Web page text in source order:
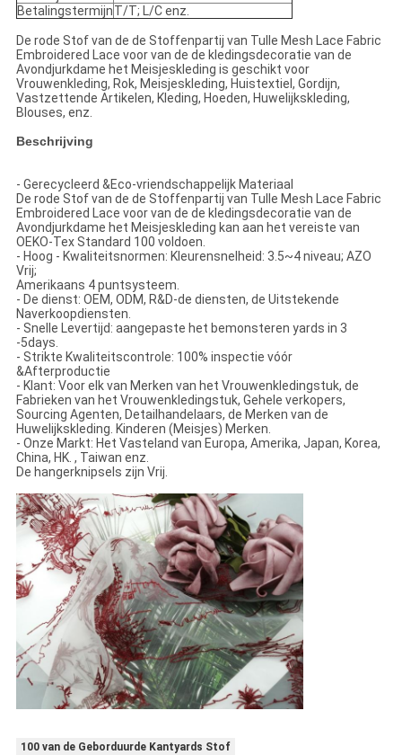
BetalingstermijnT/T; L/C enz.
De rode Stof van de de Stoffenpartij van Tulle Mesh Lace Fabric
Embroidered Lace voor van de de kledingsdecoratie van de
Avondjurkdame het Meisjeskleding is geschikt voor
Vrouwenkleding, Rok, Meisjeskleding, Huistextiel, Gordijn,
Vastzettende Artikelen, Kleding, Hoeden, Huwelijkskleding,
Blouses, enz.
Beschrijving
- Gerecycleerd &Eco-vriendschappelijk Materiaal
De rode Stof van de de Stoffenpartij van Tulle Mesh Lace Fabric
Embroidered Lace voor van de de kledingsdecoratie van de
Avondjurkdame het Meisjeskleding kan aan het vereiste van
OEKO-Tex Standard 100 voldoen.
- Hoog - Kwaliteitsnormen: Kleurensnelheid: 3.5~4 niveau; AZO
Vrij;
Amerikaans 4 puntsysteem.
- De dienst: OEM, ODM, R&D-de diensten, de Uitstekende
Naverkoopdiensten.
- Snelle Levertijd: aangepaste het bemonsteren yards in 3
-5days.
- Strikte Kwaliteitscontrole: 100% inspectie vóór
&Afterproductie
- Klant: Voor elk van Merken van het Vrouwenkledingstuk, de
Fabrieken van het Vrouwenkledingstuk, Gehele verkopers,
Sourcing Agenten, Detailhandelaars, de Merken van de
Huwelijkskleding. Kinderen (Meisjes) Merken.
- Onze Markt: Het Vasteland van Europa, Amerika, Japan, Korea,
China, HK. , Taiwan enz.
De hangerknipsels zijn Vrij.
100 van de Geborduurde Kantyards Stof